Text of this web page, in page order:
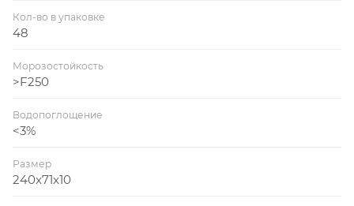
Кол-во в упаковке
48
Морозостойкость
>F250
Водопоглощение
<3%
Размер
240x71x10